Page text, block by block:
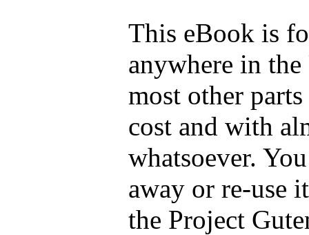
This eBook is
anywhere in
most other
cost and with
whatsoever.
away or re-use
the Project